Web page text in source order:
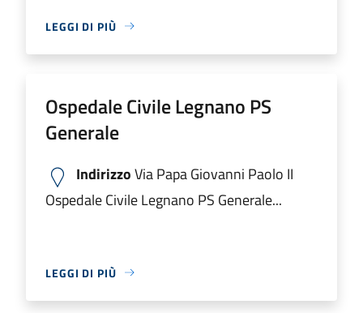
LEGGI DI PIÙ
Ospedale Civile Legnano PS
Generale
IndirizzoVia Papa Giovanni Paolo II
Ospedale Civile Legnano PS Generale...
LEGGI DI PIÙ